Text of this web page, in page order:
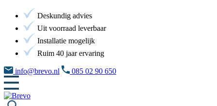
Deskundig advies
Uit voorraad leverbaar
Installatie mogelijk
Ruim 40 jaar ervaring
info@brevo.nl 085 02 90 650